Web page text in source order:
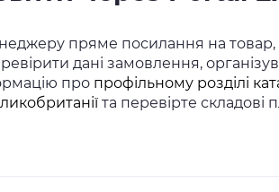
пряме посилання на товар,
дані замовлення,
про профільному розділі
та перевірте складові